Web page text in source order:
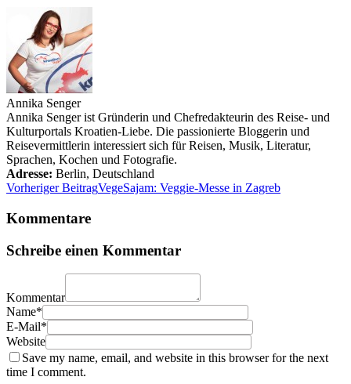
Annika Senger
Annika Senger ist Gründerin und Chefredakteurin des Reise- und
Kulturportals Kroatien-Liebe. Die passionierte Bloggerin und
Reisevermittlerin interessiert sich für Reisen, Musik, Literatur,
Sprachen, Kochen und Fotografie.
Adresse: Berlin, Deutschland
Vorheriger BeitragVegeSajam: Veggie-Messe in Zagreb
Kommentare
Schreibe einen Kommentar
Kommentar
Name*
E-Mail*
Website
Save my name, email, and website in this browser for the next
time I comment.